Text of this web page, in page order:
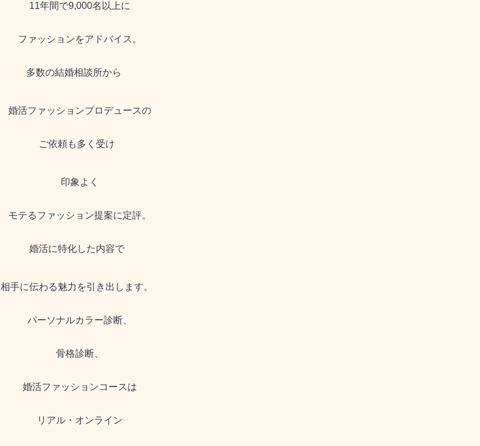
11年間で9,000名以上に
ファッションをアドバイス。
多数の結婚相談所から
婚活ファッションプロデュースの
ご依頼も多く受け
印象よく
モテるファッション提案に定評。
婚活に特化した内容で
相手に伝わる魅力を引き出します。
パーソナルカラー診断、
骨格診断、
婚活ファッションコースは
リアル・オンライン